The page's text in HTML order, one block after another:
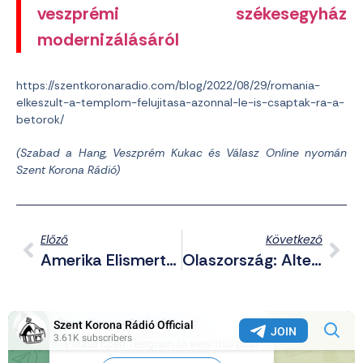
veszprémi székesegyház
modernizálásáról
https://szentkoronaradio.com/blog/2022/08/29/romania-
elkeszult-a-templom-felujitasa-azonnal-le-is-csaptak-ra-a-
betorok/
(Szabad a Hang, Veszprém Kukac és Válasz Online nyomán
Szent Korona Rádió)
Előző
Amerika Elismerte A Hátrányos Helyzetű Ukránokon Végzett Emberkísérleteket
Következő
Olaszország: Alternatív Megoldások Helyett Kevesebb Szentmisét Mutatnak Be A Magas Energiaárak Miatt